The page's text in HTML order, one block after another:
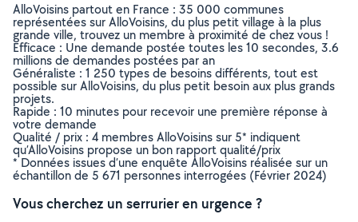
AlloVoisins partout en France : 35 000 communes
représentées sur AlloVoisins, du plus petit village à la plus
grande ville, trouvez un membre à proximité de chez vous !
Efficace : Une demande postée toutes les 10 secondes, 3.6
millions de demandes postées par an
Généraliste : 1 250 types de besoins différents, tout est
possible sur AlloVoisins, du plus petit besoin aux plus grands
projets.
Rapide : 10 minutes pour recevoir une première réponse à
votre demande
Qualité / prix : 4 membres AlloVoisins sur 5* indiquent
qu’AlloVoisins propose un bon rapport qualité/prix
* Données issues d’une enquête AlloVoisins réalisée sur un
échantillon de 5 671 personnes interrogées (Février 2024)
Vous cherchez un serrurier en urgence ?